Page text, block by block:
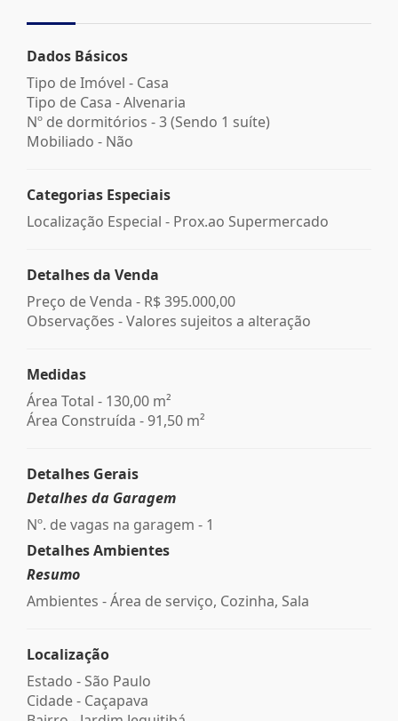
Dados Básicos
Tipo de Imóvel - Casa
Tipo de Casa - Alvenaria
Nº de dormitórios - 3 (Sendo 1 suíte)
Mobiliado - Não
Categorias Especiais
Localização Especial - Prox.ao Supermercado
Detalhes da Venda
Preço de Venda - R$ 395.000,00
Observações - Valores sujeitos a alteração
Medidas
Área Total - 130,00 m²
Área Construída - 91,50 m²
Detalhes Gerais
Detalhes da Garagem
Nº. de vagas na garagem - 1
Detalhes Ambientes
Resumo
Ambientes - Área de serviço, Cozinha, Sala
Localização
Estado - São Paulo
Cidade - Caçapava